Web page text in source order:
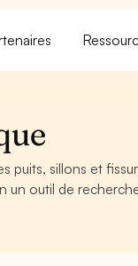
puits, sillons et
un outil de